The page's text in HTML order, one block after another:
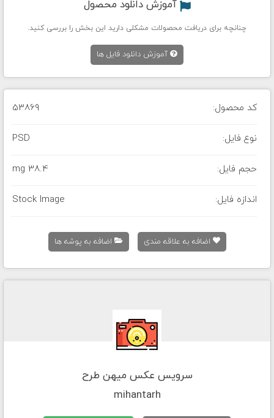
آموزش دانلود محصول
چنانچه برای دریافت محصولات مشکلی دارید این بخش را بررسی کنید.
آموزش دانلود فایل ها
کد محصول: 53869
نوع فایل: PSD
حجم فایل: 38.4 mg
اندازه فایل: Stock Image
اضافه به علاقه مندی اضافه به پوشه ها
سرویس عکس میهن طرح
mihantarh